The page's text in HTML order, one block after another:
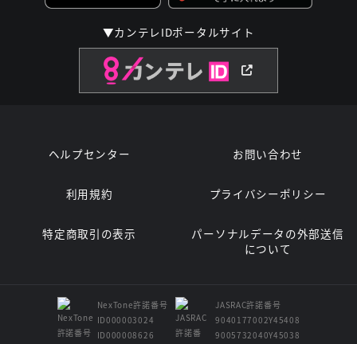
▼カンテレIDポータルサイト
ヘルプセンター お問い合わせ
利用規約 プライバシーポリシー
特定商取引の表示
パーソナルデータの外部送信
について
NexTone許諾番号
ID000003024
ID000008626
JASRAC許諾番号
9040177002Y45408
9005732040Y45038